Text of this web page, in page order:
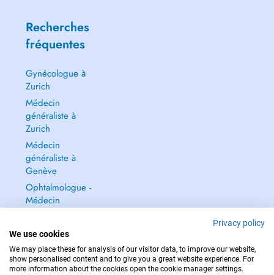
Recherches
fréquentes
Gynécologue à
Zurich
Médecin
généraliste à
Zurich
Médecin
généraliste à
Genève
Ophtalmologue -
Médecin
Privacy policy
We use cookies
We may place these for analysis of our visitor data, to improve our website,
show personalised content and to give you a great website experience. For
more information about the cookies open the cookie manager settings.